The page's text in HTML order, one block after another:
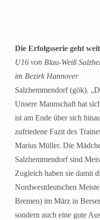
Die Erfolgsserie geht
U16 von Blau-Weiß
im Bezirk Hannover
Salzhemmendorf (gök).
Unsere Mannschaft hat
ist am Ende über sich
zufriedene Fazit des
Marius Müller. Die
Salzhemmendorf sind
Zugleich haben sie damit
Nordwestdeutschen
Bremen) im März in
sondern auch eine gute